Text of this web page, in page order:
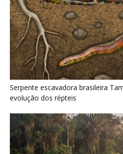
Como a majestosa onça pintada
e sustenta o equilíbrio ecológico
Últimas noticias